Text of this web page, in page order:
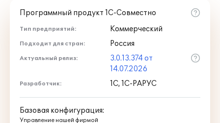
Программный продукт 1С-Совместно
Тип предприятий: Коммерческий
Подходит для стран: Россия
Актуальный релиз:
3.0.13.374 от
14.07.2026
Разработчик: 1С, 1С-РАРУС
Базовая конфигурация:
Управление нашей фирмой